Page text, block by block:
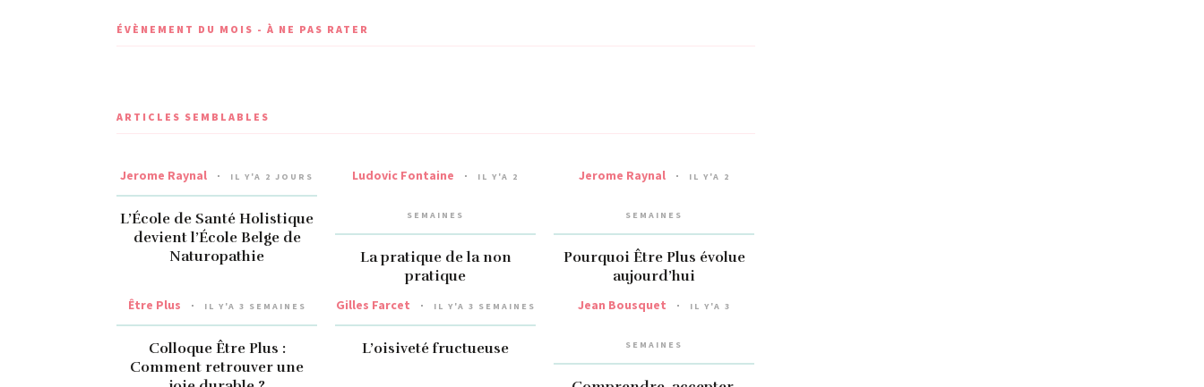
ÉVÈNEMENT DU MOIS - À NE PAS RATER
ARTICLES SEMBLABLES
Jerome Raynal IL Y'A 2 JOURS
L’École de Santé Holistique
devient l’École Belge de
Naturopathie
Ludovic Fontaine IL Y'A 2
SEMAINES
La pratique de la non
pratique
Jerome Raynal IL Y'A 2
SEMAINES
Pourquoi Être Plus évolue
aujourd’hui
Être Plus IL Y'A 3 SEMAINES
Colloque Être Plus :
Comment retrouver une
Gilles Farcet IL Y'A 3 SEMAINES
L’oisiveté fructueuse
Jean Bousquet IL Y'A 3
SEMAINES